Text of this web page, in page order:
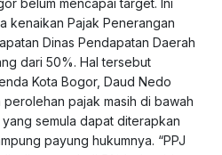
belum mencapai target. Ini
kenaikan Pajak Penerangan
Dinas Pendapatan Daerah
dari 50%. Hal tersebut
Kota Bogor, Daud Nedo
pajak masih di bawah
semula dapat diterapkan
payung hukumnya. “PPJ